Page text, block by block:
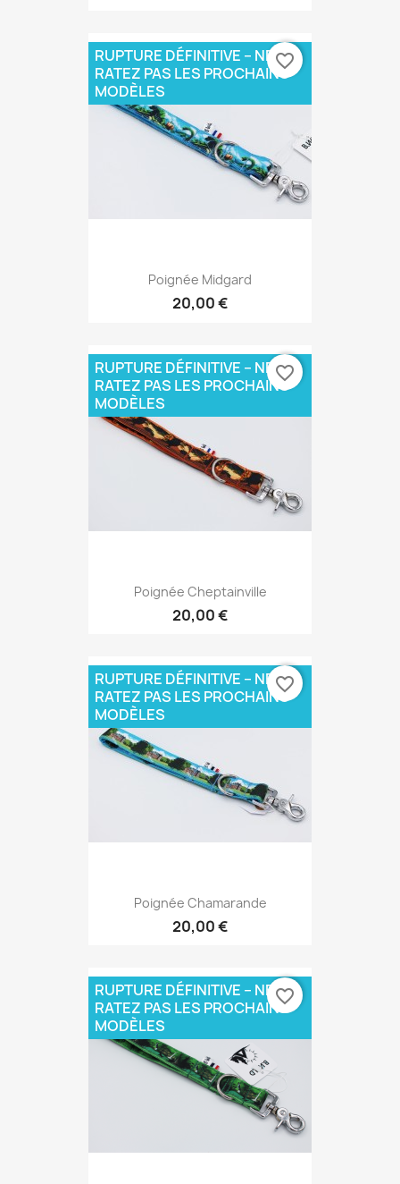
Poignée Midgard
20,00 €
RUPTURE DÉFINITIVE – NE
RATEZ PAS LES PROCHAINS
MODÈLES
favorite_border
Poignée Cheptainville
20,00 €
RUPTURE DÉFINITIVE – NE
RATEZ PAS LES PROCHAINS
MODÈLES
favorite_border
Poignée Chamarande
20,00 €
RUPTURE DÉFINITIVE – NE
RATEZ PAS LES PROCHAINS
MODÈLES
favorite_border
RUPTURE DÉFINITIVE – NE
RATEZ PAS LES PROCHAINS
MODÈLES
favorite_border